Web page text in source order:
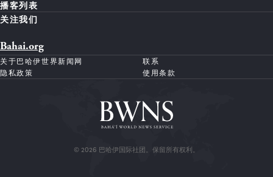
播客列表
关注我们
Bahai.org
关于巴哈伊世界新闻网
联系
隐私政策
使用条款
© 2026 巴哈伊国际社团。保留所有权利。